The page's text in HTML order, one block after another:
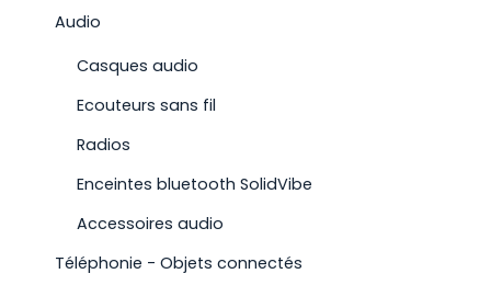
Audio
Casques audio
Ecouteurs sans fil
Radios
Enceintes bluetooth SolidVibe
Accessoires audio
Téléphonie - Objets connectés